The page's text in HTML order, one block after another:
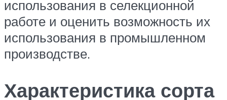
использования в селекционной
работе и оценить возможность их
использования в промышленном
производстве.
Характеристика сорта